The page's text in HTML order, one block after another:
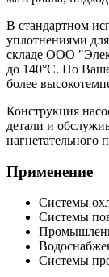
В стандартном
уплотнениями
складе ООО
до 140°С. По
более
Конструкция
детали и
нагнетательного
Применение
Системы
Системы
Системы